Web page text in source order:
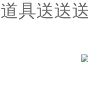
具送送